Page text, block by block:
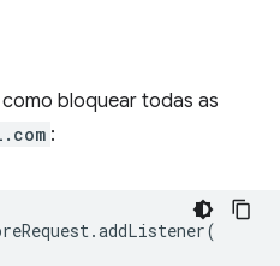
bloquear todas as
:
.addListener(